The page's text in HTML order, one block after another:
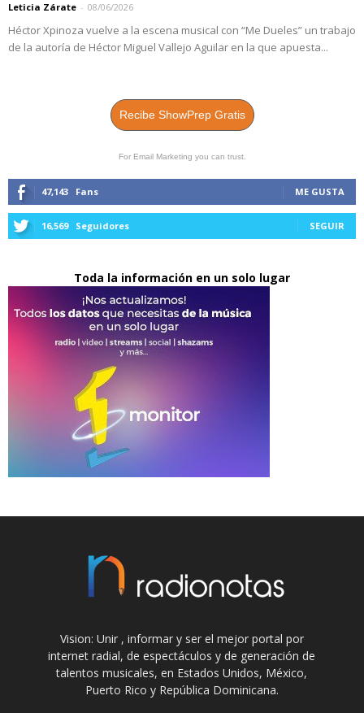
Leticia Zárate - 08/06/2026
Héctor Xpinoza vuelve a la escena musical con “Me Dueles” un trabajo
de la autoría de Héctor Miguel Vallejo Aguilar en la que apuesta...
Recibe ShowPrep Gratis
For Email Marketing you can trust.
47,143 Fans ME GUSTA
16,569 Seguidores SEGUIR
Toda la información en un solo lugar
Vision: Unir , informar y ser el mejor portal por
internet radial, de espectáculos y de generación de
talentos musicales, en Estados Unidos, México,
Puerto Rico y República Dominicana.